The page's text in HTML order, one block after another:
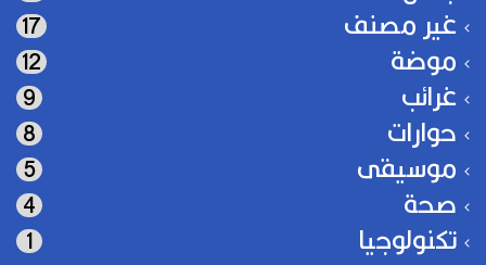
غير مصنف 17
موضة 12
غرائب 9
حوارات 8
موسيقى 5
صحة 4
تكنولوجيا 1